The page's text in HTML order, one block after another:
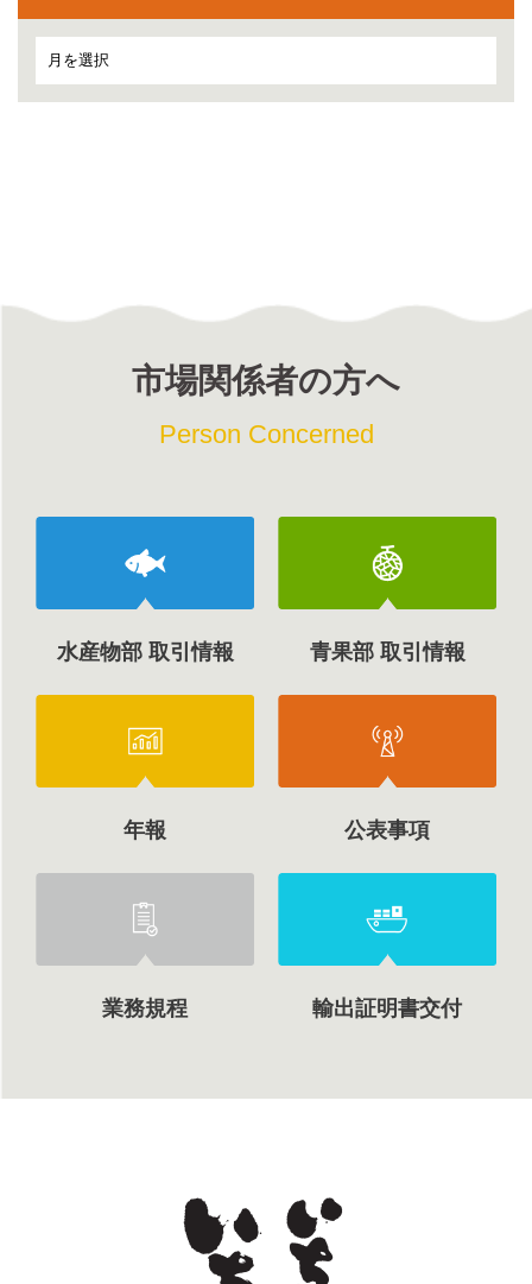
市場関係者の方へ
Person Concerned
水産物部 取引情報 青果部 取引情報
年報 公表事項
業務規程 輸出証明書交付